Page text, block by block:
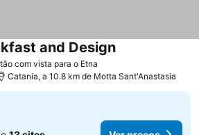
com vista para o Etna
and Design
Catania, a 10.8 km de Motta Sant'Anastasia